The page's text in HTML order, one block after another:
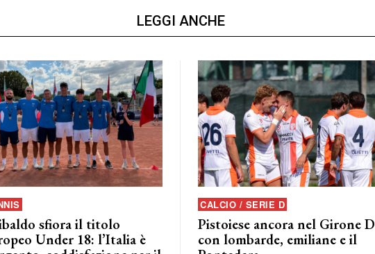
LEGGI ANCHE
sfiora il titolo
Under 18: l’Italia è
CALCIO / SERIE D
Pistoiese ancora nel Girone D
con lombarde, emiliane e il